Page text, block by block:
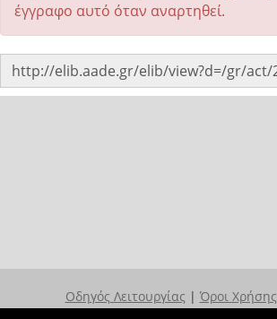
έγγραφο αυτό όταν αναρτηθεί.
Οδηγός Λειτουργίας | Όροι Χρήσης